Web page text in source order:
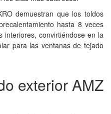
demuestran que los toldos
hasta 8 veces
interiores, convirtiéndose en la
para las ventanas de tejado
exterior AMZ